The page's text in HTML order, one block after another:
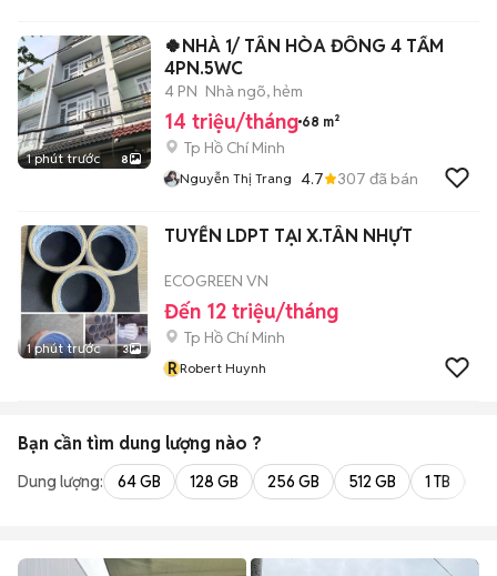
1 phút trước 8
🍀NHÀ 1/ TÂN HÒA ĐÔNG 4 TẤM
4PN.5WC
4 PN Nhà ngõ, hẻm
14 triệu/tháng 68 m²
Tp Hồ Chí Minh
Nguyễn Thị Trang 4.7 307 đã bán
1 phút trước 3
TUYỂN LDPT TẠI X.TÂN NHỰT
ECOGREEN VN
Đến 12 triệu/tháng
Tp Hồ Chí Minh
RRobert Huynh
Bạn cần tìm dung lượng nào ?
Dung lượng: 64 GB 128 GB 256 GB 512 GB 1 TB